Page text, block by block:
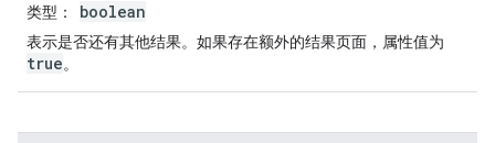
类型 ： boolean
表示是否还有其他结果。如果存在额外的结果页面，属性值为
true。